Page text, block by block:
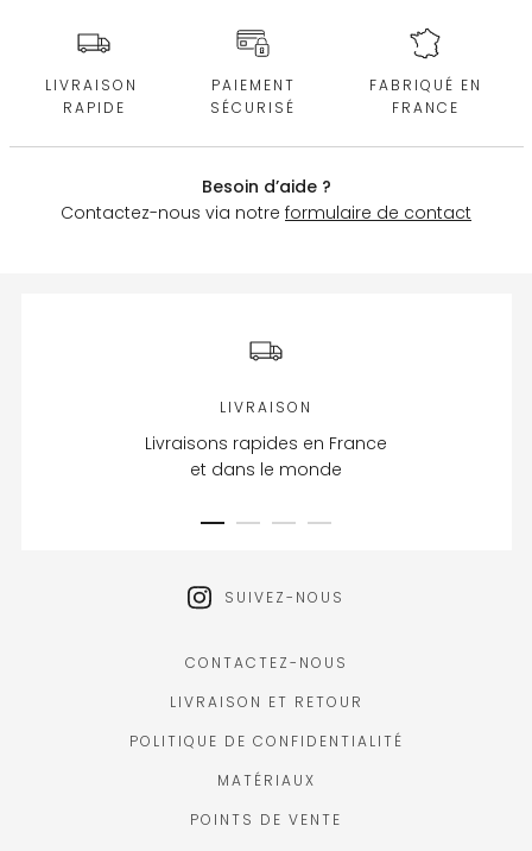
LIVRAISON
RAPIDE
PAIEMENT
SÉCURISÉ
FABRIQUÉ EN
FRANCE
Besoin d’aide ?
Contactez-nous via notre formulaire de contact
LIVRAISON
Livraisons rapides en France
et dans le monde
SUIVEZ-NOUS
CONTACTEZ-NOUS
LIVRAISON ET RETOUR
POLITIQUE DE CONFIDENTIALITÉ
MATÉRIAUX
POINTS DE VENTE